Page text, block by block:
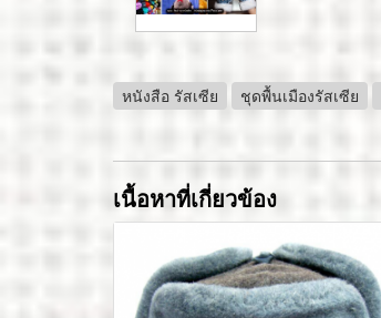
หนังสือ รัสเซีย ชุดพื้นเมืองรัสเซีย
เนื้อหาที่เกี่ยวข้อง